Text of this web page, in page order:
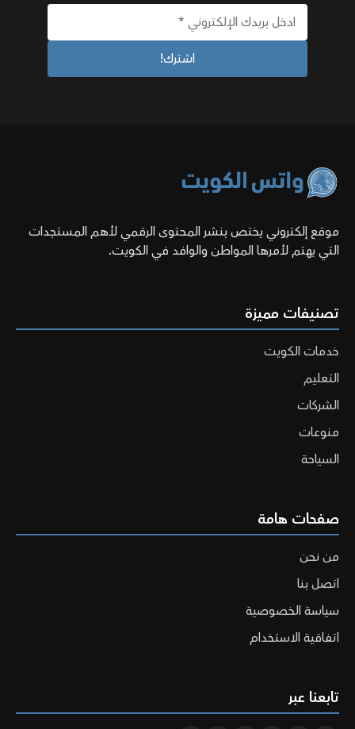
موقع إلكتروني يختص بنشر المحتوى الرقمي لأهم المستجدات
التي يهتم لأمرها المواطن والوافد في الكويت.
تصنيفات مميزة
خدمات الكويت
التعليم
الشركات
منوعات
السياحة
صفحات هامة
من نحن
اتصل بنا
سياسة الخصوصية
اتفاقية الاستخدام
تابعنا عبر